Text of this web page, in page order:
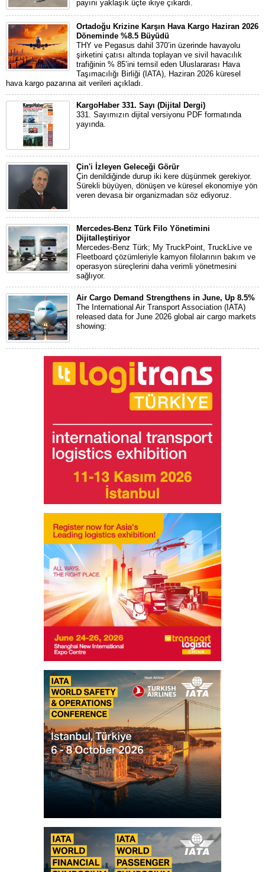
payını yaklaşık üçte ikiye çıkardı.
Ortadoğu Krizine Karşın Hava Kargo Haziran 2026
Döneminde %8.5 Büyüdü
THY ve Pegasus dahil 370’in üzerinde havayolu
şirketini çatısı altında toplayan ve sivil havacılık
trafiğinin % 85’ini temsil eden Uluslararası Hava
Taşımacılığı Birliği (IATA), Haziran 2026 küresel
hava kargo pazarına ait verileri açıkladı.
KargoHaber 331. Sayı (Dijital Dergi)
331. Sayımızın dijital versiyonu PDF formatında
yayında.
Çin'i İzleyen Geleceği Görür
Çin denildiğinde durup iki kere düşünmek gerekiyor.
Sürekli büyüyen, dönüşen ve küresel ekonomiye yön
veren devasa bir organizmadan söz ediyoruz.
Mercedes-Benz Türk Filo Yönetimini
Dijitalleştiriyor
Mercedes-Benz Türk; My TruckPoint, TruckLive ve
Fleetboard çözümleriyle kamyon filolarının bakım ve
operasyon süreçlerini daha verimli yönetmesini
sağlıyor.
Air Cargo Demand Strengthens in June, Up 8.5%
The International Air Transport Association (IATA)
released data for June 2026 global air cargo markets
showing: